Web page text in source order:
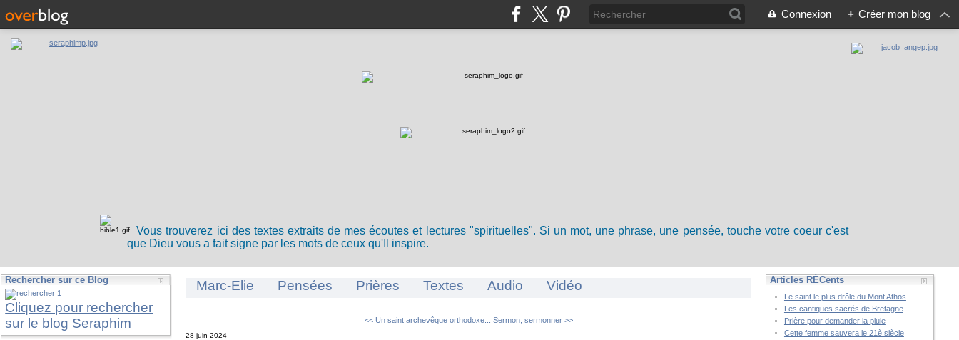
Connexion + Créer mon blog
Vous trouverez ici des textes extraits de mes écoutes et lectures "spirituelles". Si un mot, une phrase, une pensée, touche votre coeur c'est
que Dieu vous a fait signe par les mots de ceux qu'Il inspire.
Rechercher sur ce Blog
Cliquez pour rechercher
sur le blog Seraphim
Marc-Elie Pensées Prières Textes Audio Vidéo
<< Un saint archevêque orthodoxe... Sermon, sermonner >>
28 juin 2024
Articles RÉCents
Le saint le plus drôle du Mont Athos
Les cantiques sacrés de Bretagne
Prière pour demander la pluie
Cette femme sauvera le 21è siècle